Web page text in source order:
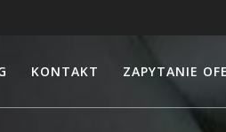
KONTAKT ZAPYTANIE